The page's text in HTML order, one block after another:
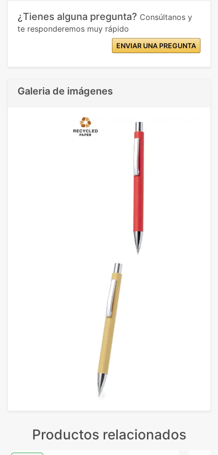
¿Tienes alguna pregunta? Consúltanos y
te responderemos muy rápido
ENVIAR UNA PREGUNTA
Galeria de imágenes
Productos relacionados